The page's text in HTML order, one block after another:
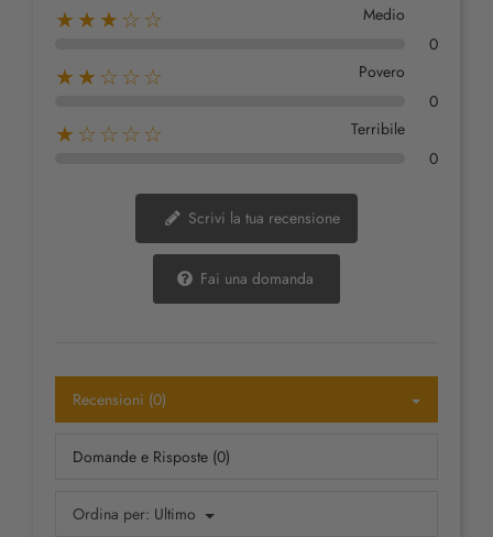
★★★☆☆
Medio
0
★★☆☆☆
Povero
0
★☆☆☆☆
Terribile
0
Scrivi la tua recensione
Fai una domanda
Recensioni (0)
Domande e Risposte (0)
Ordina per: Ultimo